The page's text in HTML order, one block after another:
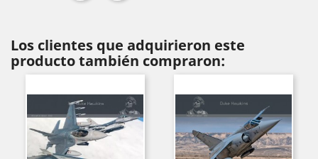
Los clientes que adquirieron este
producto también compraron: